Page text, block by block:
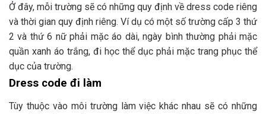
Ở đây, mỗi trường sẽ có những quy định về dress code riêng
và thời gian quy định riêng. Ví dụ có một số trường cấp 3 thứ
2 và thứ 6 nữ phải mặc áo dài, ngày bình thường phải mặc
quần xanh áo trắng, đi học thể dục phải mặc trang phục thể
dục của trường.
Dress code đi làm
Tùy thuộc vào môi trường làm việc khác nhau sẽ có những